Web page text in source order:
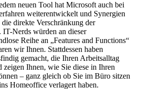
neuen Tool hat Microsoft auch bei
weiterentwickelt und Synergien
direkte Verschränkung der
IT-Nerds würden an dieser
Reihe an „Features and Functions“
wir Ihnen. Stattdessen haben
gemacht, die Ihren Arbeitsalltag
Ihnen, wie Sie diese in Ihren
– ganz gleich ob Sie im Büro sitzen
Homeoffice verlagert haben.